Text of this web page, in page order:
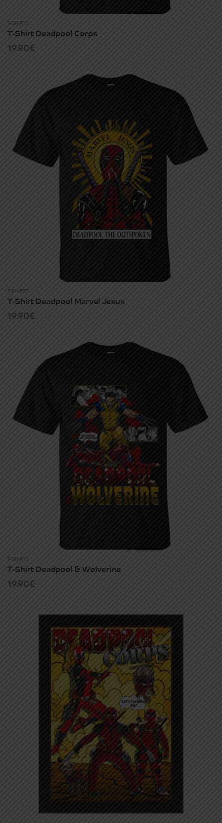
T-SHIRTS
T-Shirt Deadpool Corps
19.90€
T-SHIRTS
T-Shirt Deadpool Marvel Jesus
19.90€
T-SHIRTS
T-Shirt Deadpool & Wolverine
19.90€